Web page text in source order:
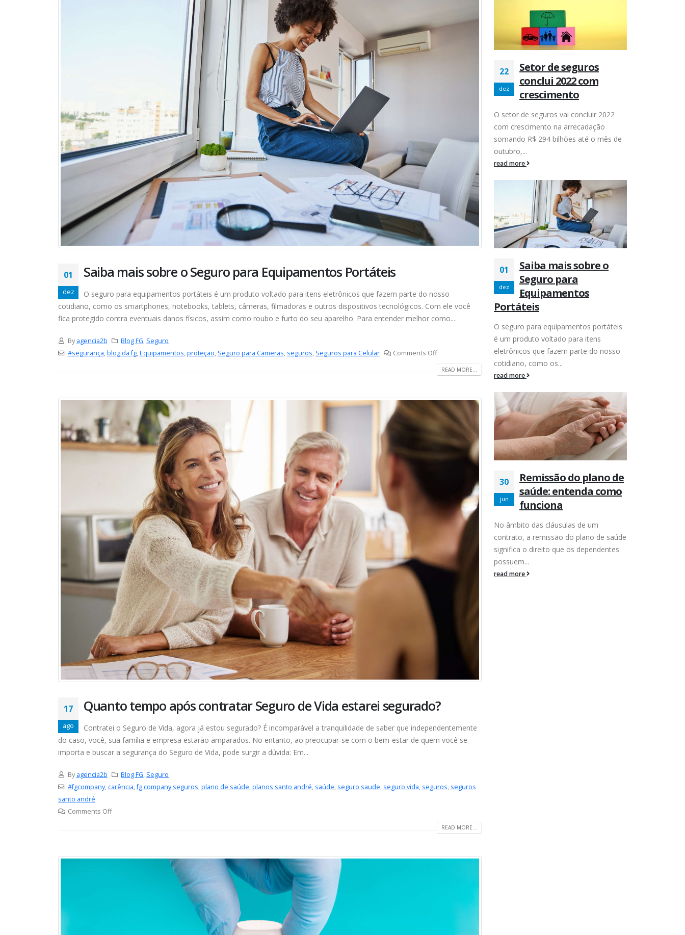
01
dez
Saiba mais sobre o Seguro para Equipamentos Portáteis
O seguro para equipamentos portáteis é um produto voltado para itens eletrônicos que fazem parte do nosso
cotidiano, como os smartphones, notebooks, tablets, câmeras, filmadoras e outros dispositivos tecnológicos. Com ele você
fica protegido contra eventuais danos físicos, assim como roubo e furto do seu aparelho. Para entender melhor como...
By agencia2b Blog FG, Seguro
#segurança,blog da fg,Equipamentos,proteção, Seguro para Cameras, seguros, Seguros para Celular Comments Off
READ MORE...
17
ago
Quanto tempo após contratar Seguro de Vida estarei segurado?
Contratei o Seguro de Vida, agora já estou segurado? É incomparável a tranquilidade de saber que independentemente
do caso, você, sua família e empresa estarão amparados. No entanto, ao preocupar-se com o bem-estar de quem você se
importa e buscar a segurança do Seguro de Vida, pode surgir a dúvida: Em...
By agencia2b Blog FG, Seguro
#fgcompany,carência,fg company seguros,plano de saúde,planos santo andré, saúde, seguro saude, seguro vida, seguros, seguros
santo andré
Comments Off
READ MORE...
22
dez
Setor de seguros
conclui 2022 com
crescimento
O setor de seguros vai concluir 2022
com crescimento na arrecadação
somando R$ 294 bilhões até o mês de
outubro,...
read more
01
dez
Saiba mais sobre o
Seguro para
Equipamentos
Portáteis
O seguro para equipamentos portáteis
é um produto voltado para itens
eletrônicos que fazem parte do nosso
cotidiano, como os...
read more
30
jun
Remissão do plano de
saúde: entenda como
funciona
No âmbito das cláusulas de um
contrato, a remissão do plano de saúde
significa o direito que os dependentes
possuem...
read more